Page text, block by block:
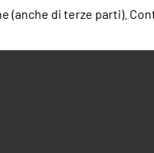
di terze parti).